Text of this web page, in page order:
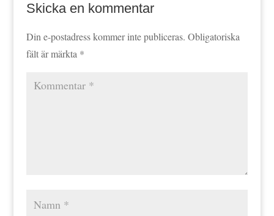
Skicka en kommentar
Din e-postadress kommer inte publiceras. Obligatoriska
fält är märkta *